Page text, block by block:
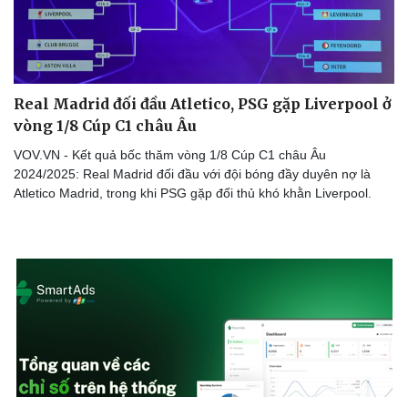
Real Madrid đối đầu Atletico, PSG gặp Liverpool ở
vòng 1/8 Cúp C1 châu Âu
VOV.VN - Kết quả bốc thăm vòng 1/8 Cúp C1 châu Âu
2024/2025: Real Madrid đối đầu với đội bóng đầy duyên nợ là
Atletico Madrid, trong khi PSG gặp đối thủ khó khằn Liverpool.